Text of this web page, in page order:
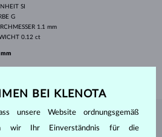
SI
G
1.1 mm
0.12 ct
mm
DEMKLENOTA ATELIER
BEI KLENOTA
unsere Website ordnungsgemäß
wir Ihr Einverständnis für die